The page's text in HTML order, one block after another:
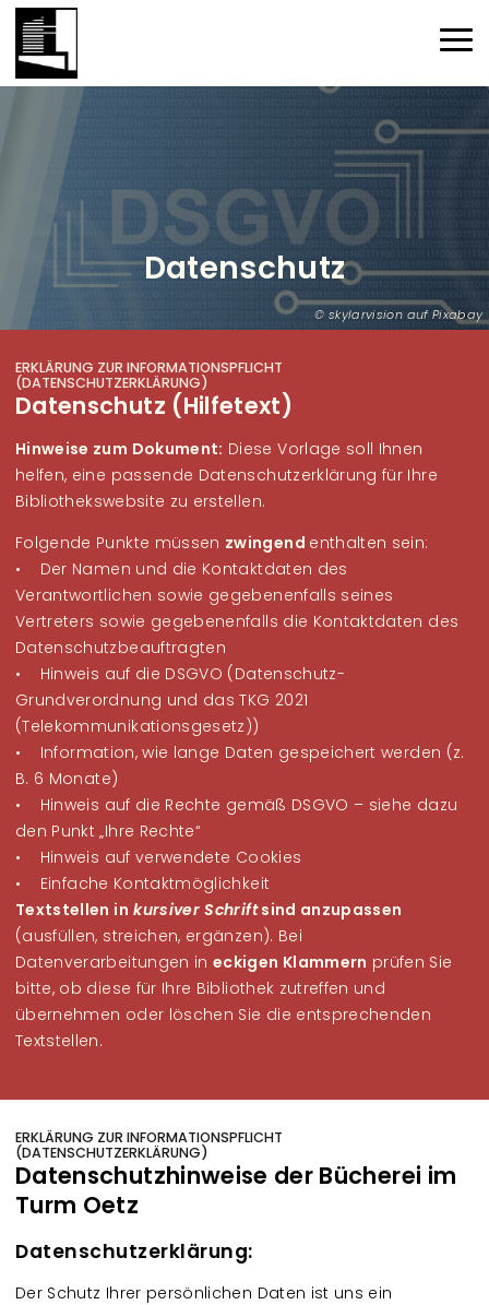
skylarvision auf Pixabay
Datenschutz
ERKLÄRUNG ZUR INFORMATIONSPFLICHT
(DATENSCHUTZERKLÄRUNG)
Datenschutz (Hilfetext)
Hinweise zum Dokument: Diese Vorlage soll Ihnen
helfen, eine passende Datenschutzerklärung für Ihre
Bibliothekswebsite zu erstellen.
Folgende Punkte müssen zwingend enthalten sein:
• Der Namen und die Kontaktdaten des
Verantwortlichen sowie gegebenenfalls seines
Vertreters sowie gegebenenfalls die Kontaktdaten des
Datenschutzbeauftragten
• Hinweis auf die DSGVO (Datenschutz-
Grundverordnung und das TKG 2021
(Telekommunikationsgesetz))
• Information, wie lange Daten gespeichert werden (z.
B. 6 Monate)
• Hinweis auf die Rechte gemäß DSGVO – siehe dazu
den Punkt „Ihre Rechte“
• Hinweis auf verwendete Cookies
• Einfache Kontaktmöglichkeit
Textstellen in kursiver Schriftsind anzupassen
(ausfüllen, streichen, ergänzen). Bei
Datenverarbeitungen ineckigen Klammern prüfen Sie
bitte, ob diese für Ihre Bibliothek zutreffen und
übernehmen oder löschen Sie die entsprechenden
Textstellen.
ERKLÄRUNG ZUR INFORMATIONSPFLICHT
(DATENSCHUTZERKLÄRUNG)
Datenschutzhinweise der Bücherei im
Turm Oetz
Datenschutzerklärung:
Der Schutz Ihrer persönlichen Daten ist uns ein